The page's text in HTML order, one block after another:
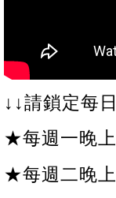
↓↓請鎖定每
★每週一晚
★每週二晚